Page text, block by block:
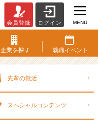
会員登録 ログイン MENU
企業を探す 就職イベント
先輩の就活
スペシャルコンテンツ